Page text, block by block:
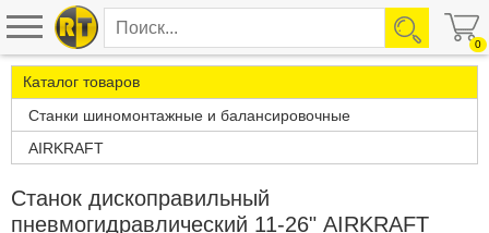
0
Каталог товаров
Станки шиномонтажные и балансировочные
AIRKRAFT
Станок дископравильный
пневмогидравлический 11-26" AIRKRAFT